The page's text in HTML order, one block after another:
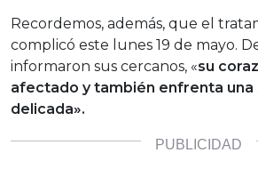
Recordemos, además, que el
complicó este lunes 19 de mayo.
informaron sus cercanos, «su
afectado y también enfrenta una
delicada».